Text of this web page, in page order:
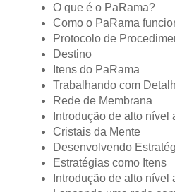
O que é o PaRama?
Como o PaRama
Protocolo de
Destino
Itens do PaRama
Trabalhando com
Rede de Membrana
Introdução de alto
Cristais da Mente
Desenvolvendo
Estratégias como Itens
Introdução de alto